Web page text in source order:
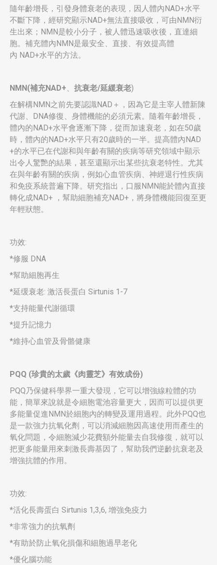
隨年齡增長，引發身體衰老的表現，因人體內NAD+水平
不斷下降，經研究顯示NAD+無法直接吸收，可由NMN衍
生出來；NMN是較小分子，被人體迅速吸收後，直達細
胞。補充體內NMN是最安全、直接、有效提高體
內 NAD+水平的方法。
NMN(補充NAD+、 抗衰老/延緩衰老)
在解構NMN之前先要認識NAD＋，因為它是主宰人體新陳
代謝、DNA修復、身體機能的必須元素。隨着年齡增長，
體內的NAD+水平會逐漸下降，從而加速衰老，如在50歲
時，體內的NAD+水平只有20歲時的一半。提高體內NAD
+的水平已在代謝和與年齡有關的疾病等研究領域中顯示
出令人驚艷的結果，甚至還顯示出某些抗衰老特性。尤其
在與年齡有關的疾病，例如心血管疾病、神經退行性疾病
和免疫系統普遍下降。研究指出，口服NMN能於體內直接
轉化成NAD+ ，幫助細胞補充NAD+，將身體機能回復至更
年輕狀態。
功效:
*修服 DNA
*幫助細胞再生
*延缓衰老: 激活長蛋白 Sirtunis 1-7
*支持能量代謝循環
*提升記憶力
*維持心血管及骨骼健康
PQQ (珍貴的太歲《肉靈芝》有效成份)
PQQ乃保健科學界一重大發現，它可以增強線粒體的功
能，簡單來說就是令細胞電池容量更大，因而可以提供更
多能量促進NMN於細胞內的轉變及運用過程。此外PQQ也
是一款強力抗氧化劑，可以消減細胞因高速使用而產生的
氧化問題，令細胞減少花費額外能量去自我修復，就可以
把更多能量用來刺激長壽基因了，幫助我們逆齡抗衰老及
增強抗體的作用。
功效:
*活化長壽蛋白 Sirtunis 1,3,6, 增強免疫力
*非常強力的抗氧劑
*有助於防止氧化損傷和細胞過早老化
*優化腦功能